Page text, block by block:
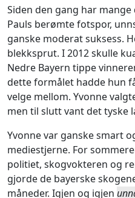
Siden den gang har
Pauls berømte fotspor,
ganske moderat suksess.
blekksprut. I 2012 skulle
Nedre Bayern tippe
dette formålet hadde hun
velge mellom. Yvonne
men til slutt vant det tyske
Yvonne var ganske smart
mediestjerne. For
politiet, skogvokteren og
gjorde de bayerske
måneder. Igjen og igjen